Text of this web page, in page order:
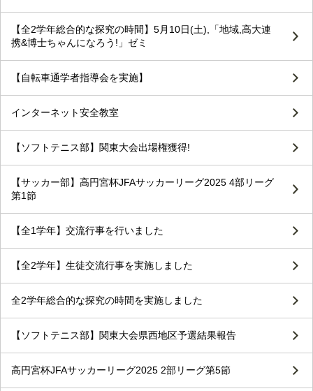
【全2学年総合的な探究の時間】5月10日(土),「地域,高大連
携&博士ちゃんになろう!」ゼミ
【自転車通学者指導会を実施】
インターネット安全教室
【ソフトテニス部】関東大会出場権獲得!
【サッカー部】高円宮杯JFAサッカーリーグ2025 4部リーグ
第1節
【全1学年】交流行事を行いました
【全2学年】生徒交流行事を実施しました
全2学年総合的な探究の時間を実施しました
【ソフトテニス部】関東大会県西地区予選結果報告
高円宮杯JFAサッカーリーグ2025 2部リーグ第5節